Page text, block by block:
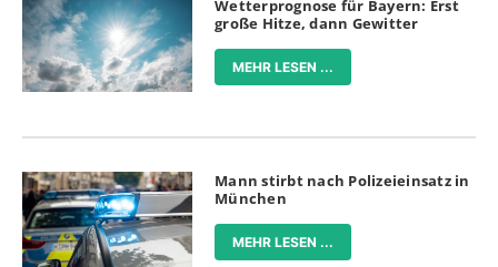
Wetterprognose für Bayern: Erst
große Hitze, dann Gewitter
MEHR LESEN ...
Mann stirbt nach Polizeieinsatz in
München
MEHR LESEN ...